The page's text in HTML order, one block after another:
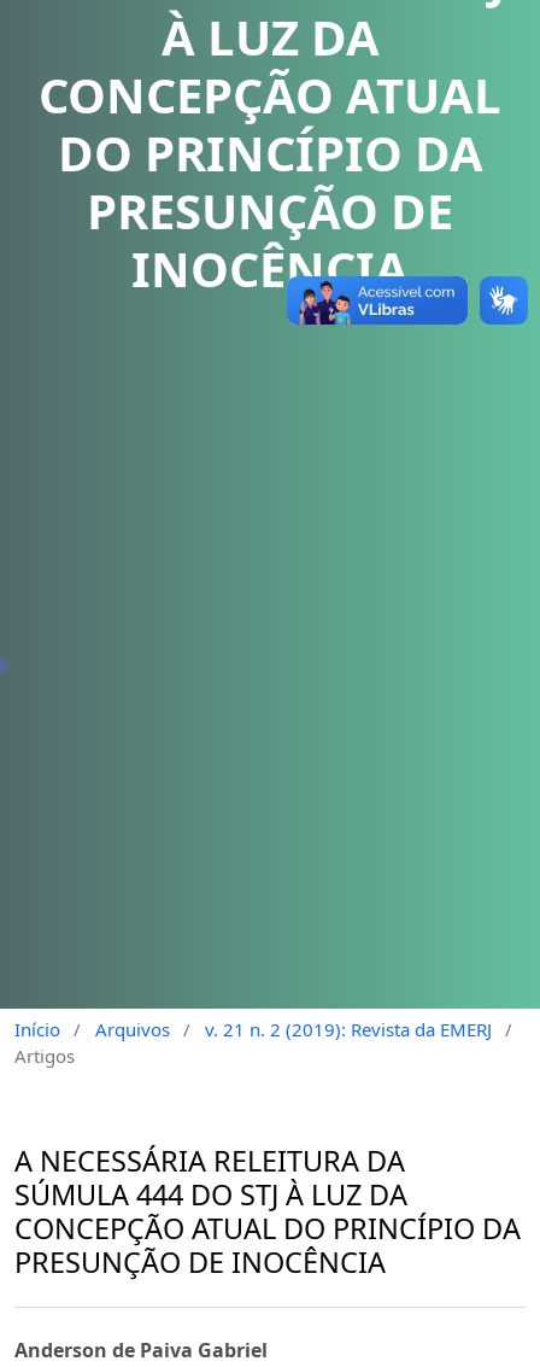
À LUZ DA
CONCEPÇÃO ATUAL
DO PRINCÍPIO DA
PRESUNÇÃO DE
INOCÊNCIA
Início / Arquivos / v. 21 n. 2 (2019): Revista da EMERJ
/
Artigos
A NECESSÁRIA RELEITURA DA
SÚMULA 444 DO STJ À LUZ DA
CONCEPÇÃO ATUAL DO PRINCÍPIO DA
PRESUNÇÃO DE INOCÊNCIA
Anderson de Paiva Gabriel